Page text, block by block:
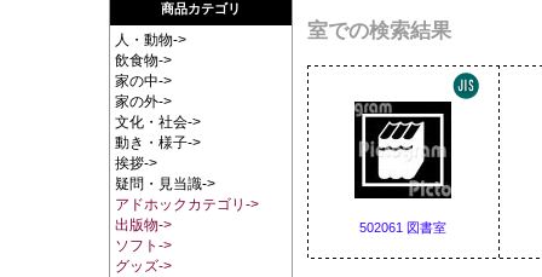
商品カテゴリ
人・動物->
飲食物->
家の中->
家の外->
文化・社会->
動き・様子->
挨拶->
疑問・見当識->
アドホックカテゴリ->
出版物->
ソフト->
グッズ->
室での検索結果
502061 図書室